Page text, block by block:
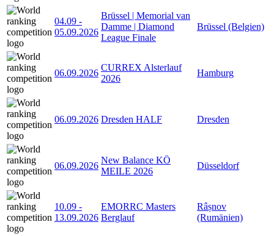
04.09 -
05.09.2026
Brüssel | Memorial van
Damme | Diamond
League Finale
Brüssel (Belgien)
06.09.2026
CURREX Alsterlauf
2026
Hamburg
06.09.2026 Dresden HALF Dresden
06.09.2026
New Balance KÖ
MEILE 2026
Düsseldorf
10.09 -
13.09.2026
EMORRC Masters
Berglauf
Râșnov
(Rumänien)